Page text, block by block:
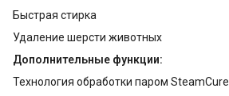
Быстрая стирка
Удаление шерсти животных
Дополнительные функции:
Технология обработки паром SteamCure